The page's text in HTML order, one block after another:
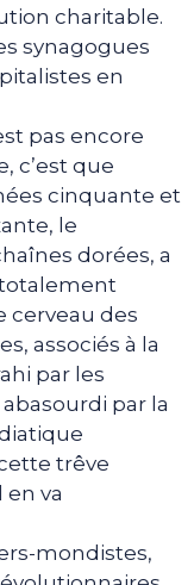
charitable.
synagogues
en
pas encore
c’est que
cinquante et
le
dorées, a
cerveau des
associés à la
par les
par la
trêve
va
mondistes,